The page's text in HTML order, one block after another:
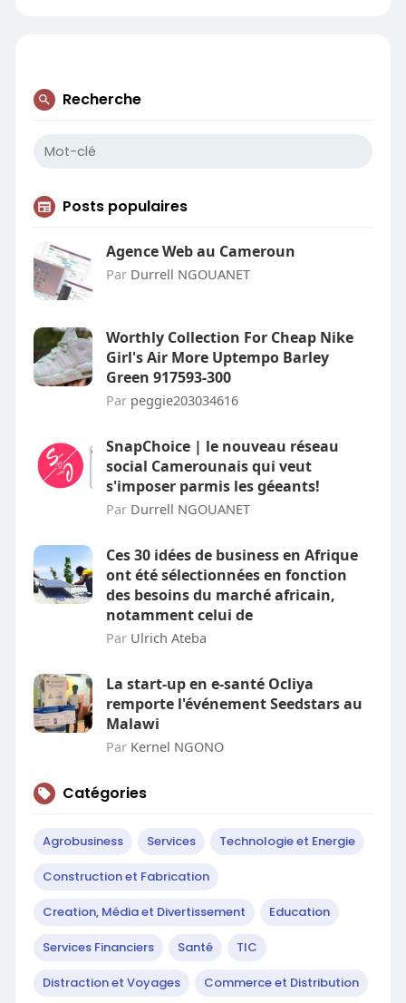
Recherche
Posts populaires
Agence Web au Cameroun
Par Durrell NGOUANET
Worthly Collection For Cheap Nike
Girl's Air More Uptempo Barley
Green 917593-300
Par peggie203034616
SnapChoice | le nouveau réseau
social Camerounais qui veut
s'imposer parmis les géeants!
Par Durrell NGOUANET
Ces 30 idées de business en Afrique
ont été sélectionnées en fonction
des besoins du marché africain,
notamment celui de
Par Ulrich Ateba
La start-up en e-santé Ocliya
remporte l'événement Seedstars au
Malawi
Par Kernel NGONO
Catégories
Agrobusiness Services Technologie et Energie
Construction et Fabrication
Creation, Média et Divertissement Education
Services Financiers Santé TIC
Distraction et Voyages Commerce et Distribution